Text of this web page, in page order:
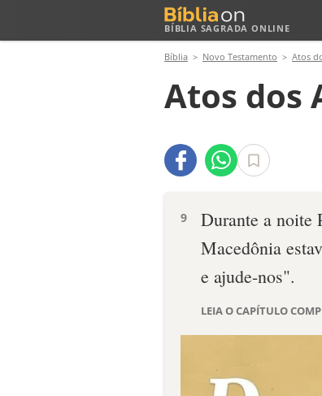
BÍBLIA SAGRADA ONLINE
Bíblia Novo Testamento Atos
Atos dos
9
Durante a noite
Macedônia
e ajude-nos".
LEIA O CAPÍTULO